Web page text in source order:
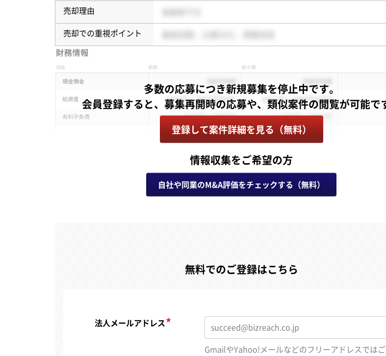
売却理由
売却での重視ポイント
多数の応募につき新規募集を停止中です。
登録して案件詳細を見る（無料）
情報収集をご希望の方
自社や同業のM&A評価をチェックする（無料）
無料でのご登録はこちら
法人メールアドレス
GmailやYahoo!メールなどのフリーアドレスではご